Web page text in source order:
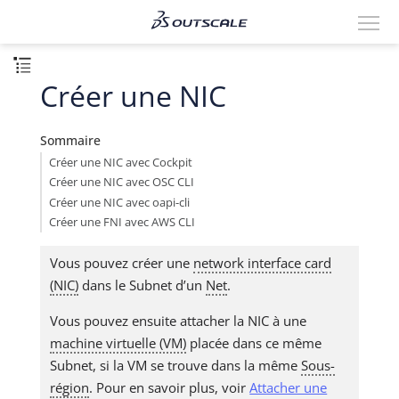
Créer une NIC
Sommaire
Créer une NIC avec Cockpit
Créer une NIC avec OSC CLI
Créer une NIC avec oapi-cli
Créer une FNI avec AWS CLI
Vous pouvez créer une network interface card
(NIC) dans le Subnet d’un Net.
Vous pouvez ensuite attacher la NIC à une
machine virtuelle (VM) placée dans ce même
Subnet, si la VM se trouve dans la mêmeSous-
région. Pour en savoir plus, voirAttacher une